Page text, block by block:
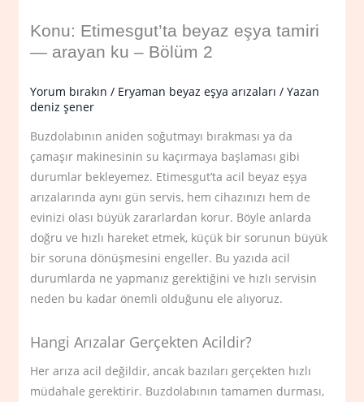
Konu: Etimesgut’ta beyaz eşya tamiri
— arayan ku – Bölüm 2
Yorum bırakın / Eryaman beyaz eşya arızaları / Yazan
deniz şener
Buzdolabının aniden soğutmayı bırakması ya da
çamaşır makinesinin su kaçırmaya başlaması gibi
durumlar bekleyemez. Etimesgut’ta acil beyaz eşya
arızalarında aynı gün servis, hem cihazınızı hem de
evinizi olası büyük zararlardan korur. Böyle anlarda
doğru ve hızlı hareket etmek, küçük bir sorunun büyük
bir soruna dönüşmesini engeller. Bu yazıda acil
durumlarda ne yapmanız gerektiğini ve hızlı servisin
neden bu kadar önemli olduğunu ele alıyoruz.
Hangi Arızalar Gerçekten Acildir?
Her arıza acil değildir, ancak bazıları gerçekten hızlı
müdahale gerektirir. Buzdolabının tamamen durması,